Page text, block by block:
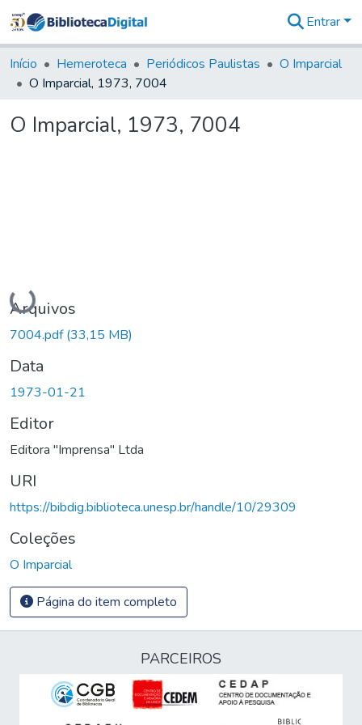
&
Coleções
Tudo na
Digital
Entrar
Início Hemeroteca Periódicos Paulistas
O Imparcial
O Imparcial, 1973, 7004
O Imparcial, 1973, 7004
Carregando...
Arquivos
7004.pdf(33,15 MB)
Data
1973-01-21
Editor
Editora "Imprensa" Ltda
URI
https://bibdig.biblioteca.unesp.br/handle/10/29309
Coleções
O Imparcial
Página do item completo
PARCEIROS